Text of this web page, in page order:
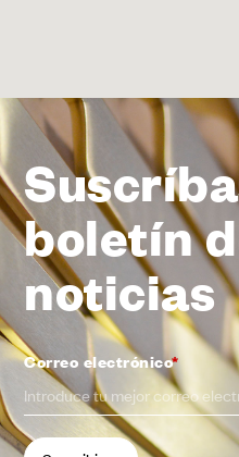
boletín
noticias
Correo electrónico*